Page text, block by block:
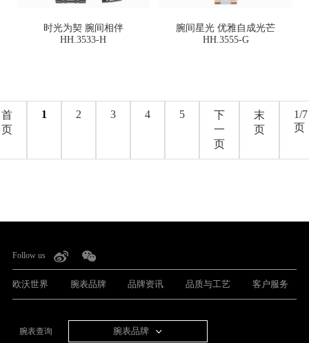
时光为契 腕间相伴
HH.3533-H
腕间星光 优雅自成光芒
HH.3555-G
首
页
1 2 3 4 5
下
一
页
末
页
1/7
页
Follow us
欧沃世界 腕表品牌 品牌资讯 品质与工艺 客户服务
腕表查询 腕表品牌